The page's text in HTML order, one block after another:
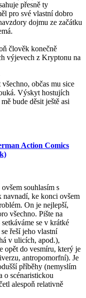
přesně ty
pro své vlastní dobro
dojmu ze začátku
člověk konečně
výjevech z Kryptonu na
občas mu sice
Výskyt hostujích
bude děsit ještě asi
Action Comics
souhlasím s
navnadí, ke konci ovšem
On je nejlepší,
všechno. Pište na
se v krátké
řeší jeho vlastní
v ulicích, apod.),
opět do vesmíru, který je
antropomorfní). Je
příběhy (nemyslím
o scénaristickou
alespoň relativně